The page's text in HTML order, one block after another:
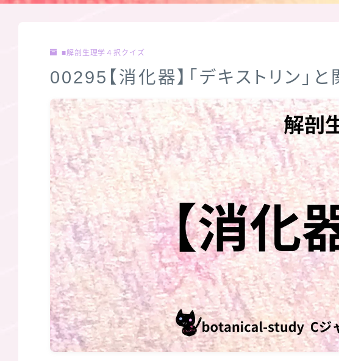
FAQ
サイ
■解剖生理学４択クイズ
00295【消化器】「デキストリン」